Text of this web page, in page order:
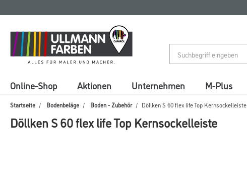
springen
springen
Online-Shop Aktionen Unternehmen M-Plus
Startseite Bodenbeläge Boden - Zubehör Döllken S 60 flex life Top Kernsockelleiste
Döllken S 60 flex life Top Kernsockelleiste